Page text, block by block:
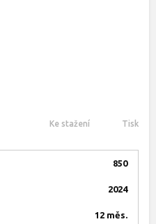
Ke stažení Tisk
850
2024
12 měs.